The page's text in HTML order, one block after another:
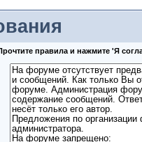
правила и нажмите 'Я